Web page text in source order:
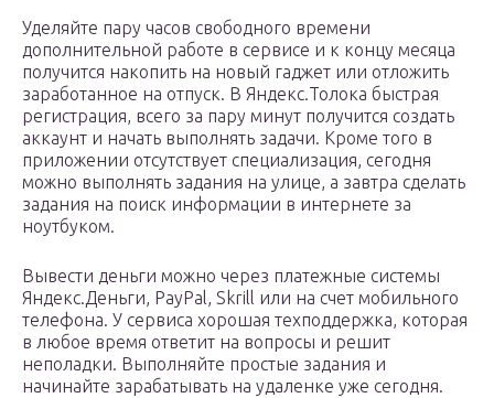
Уделяйте пару часов свободного времени
дополнительной работе в сервисе и к концу месяца
получится накопить на новый гаджет или отложить
заработанное на отпуск. В Яндекс.Толока быстрая
регистрация, всего за пару минут получится создать
аккаунт и начать выполнять задачи. Кроме того в
приложении отсутствует специализация, сегодня
можно выполнять задания на улице, а завтра сделать
задания на поиск информации в интернете за
ноутбуком.
Вывести деньги можно через платежные системы
Яндекс.Деньги, PayPal, Skrill или на счет мобильного
телефона. У сервиса хорошая техподдержка, которая
в любое время ответит на вопросы и решит
неполадки. Выполняйте простые задания и
начинайте зарабатывать на удаленке уже сегодня.